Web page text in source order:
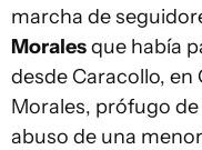
marcha de
Moralesque había
desde Caracollo, en
Morales, prófugo
abuso de una